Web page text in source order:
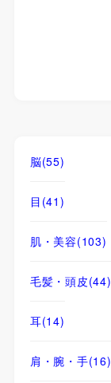
脳(55)
目 (41)
肌・美容(103)
毛髪・頭皮(44)
耳(14)
肩・腕・手(16)